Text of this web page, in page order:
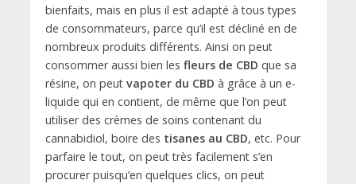
bienfaits, mais en plus il est adapté à tous types
de consommateurs, parce qu’il est décliné en de
nombreux produits différents. Ainsi on peut
consommer aussi bien les fleurs de CBD que sa
résine, on peut vapoter du CBD à grâce à un e-
liquide qui en contient, de même que l’on peut
utiliser des crèmes de soins contenant du
cannabidiol, boire des tisanes au CBD, etc. Pour
parfaire le tout, on peut très facilement s’en
procurer puisqu’en quelques clics, on peut